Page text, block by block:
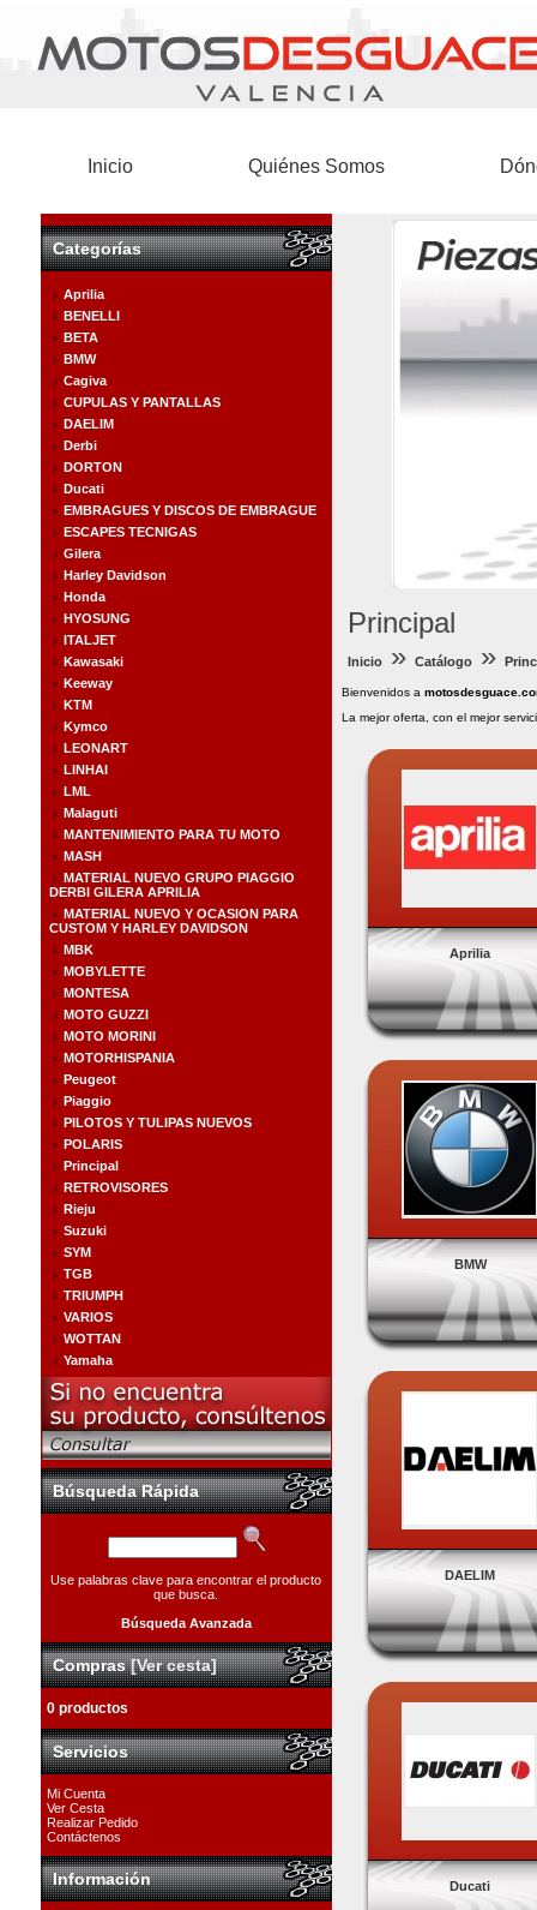
Inicio Quiénes Somos
Categorías
Aprilia
BENELLI
BETA
BMW
Cagiva
CUPULAS Y PANTALLAS
DAELIM
Derbi
DORTON
Ducati
EMBRAGUES Y DISCOS DE EMBRAGUE
ESCAPES TECNIGAS
Gilera
Harley Davidson
Honda
HYOSUNG
ITALJET
Kawasaki
Keeway
KTM
Kymco
LEONART
LINHAI
LML
Malaguti
MANTENIMIENTO PARA TU MOTO
MASH
MATERIAL NUEVO GRUPO PIAGGIO
DERBI GILERA APRILIA
MATERIAL NUEVO Y OCASION PARA
CUSTOM Y HARLEY DAVIDSON
MBK
MOBYLETTE
MONTESA
MOTO GUZZI
MOTO MORINI
MOTORHISPANIA
Peugeot
Piaggio
PILOTOS Y TULIPAS NUEVOS
POLARIS
Principal
RETROVISORES
Rieju
Suzuki
SYM
TGB
TRIUMPH
VARIOS
WOTTAN
Yamaha
Búsqueda Rápida
Use palabras clave para encontrar el producto
que busca.
Búsqueda Avanzada
Compras[Ver cesta]
0 productos
Servicios
Mi Cuenta
Ver Cesta
Realizar Pedido
Contáctenos
Información
Principal
Inicio » Catálogo »
Bienvenidos a
La mejor oferta, con el mejor
Aprilia
BMW
DAELIM
Ducati